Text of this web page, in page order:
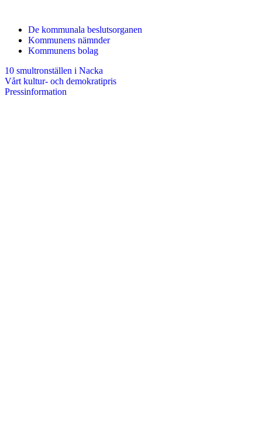
De kommunala beslutsorganen
Kommunens nämnder
Kommunens bolag
10 smultronställen i Nacka
Vårt kultur- och demokratipris
Pressinformation